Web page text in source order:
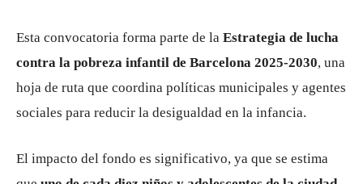
Esta convocatoria forma parte de la Estrategia de lucha
contra la pobreza infantil de Barcelona 2025-2030, una
hoja de ruta que coordina políticas municipales y agentes
sociales para reducir la desigualdad en la infancia.
El impacto del fondo es significativo, ya que se estima